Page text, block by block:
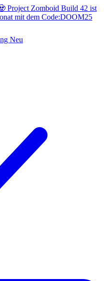
Project Zomboid Build 42 ist
mit dem Code:DOOM25
Neu